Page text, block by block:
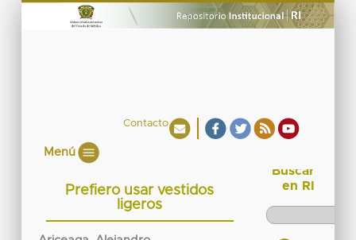
Contacto
Menú
Prefiero usar vestidos
ligeros
Buscar
en RI